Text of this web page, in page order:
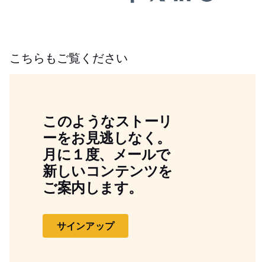
こちらもご覧ください
このようなストーリ
ーをお見逃しなく。
月に１度、メールで
新しいコンテンツを
ご案内します。
サインアップ